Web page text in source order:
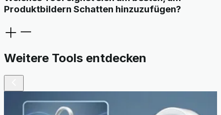
Produktbildern Schatten hinzuzufügen?
Weitere Tools entdecken